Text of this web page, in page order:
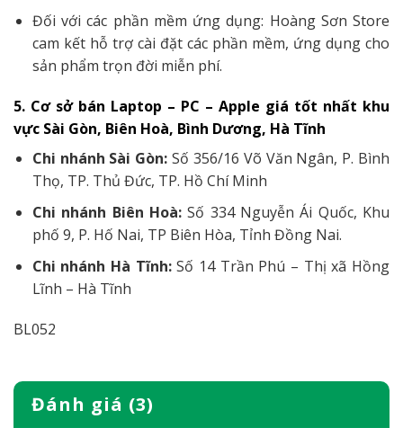
Đối với các phần mềm ứng dụng: Hoàng Sơn Store
cam kết hỗ trợ cài đặt các phần mềm, ứng dụng cho
sản phẩm trọn đời miễn phí.
5. Cơ sở bán Laptop – PC – Apple giá tốt nhất khu
vực Sài Gòn, Biên Hoà, Bình Dương, Hà Tĩnh
Chi nhánh Sài Gòn:Số 356/16 Võ Văn Ngân, P. Bình
Thọ, TP. Thủ Đức, TP. Hồ Chí Minh
Chi nhánh Biên Hoà:Số 334 Nguyễn Ái Quốc, Khu
phố 9, P. Hố Nai, TP Biên Hòa, Tỉnh Đồng Nai.
Chi nhánh Hà Tĩnh:Số 14 Trần Phú – Thị xã Hồng
Lĩnh – Hà Tĩnh
BL052
Đánh giá (3)